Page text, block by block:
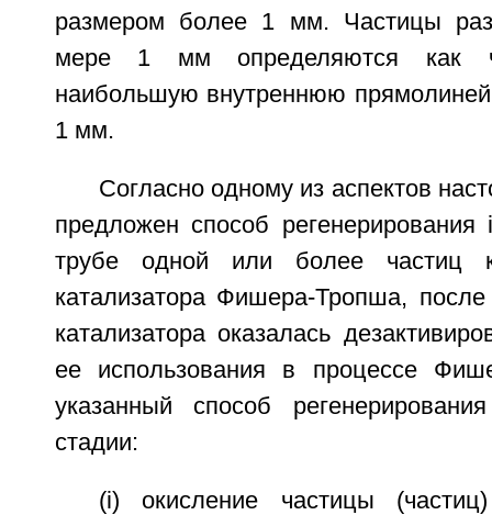
размером более 1 мм. Частицы
мере 1 мм определяются как
наибольшую внутреннюю
1 мм.
Согласно одному из аспектов
предложен способ
трубе одной или более частиц
катализатора Фишера-Тропша, после
катализатора оказалась
ее использования в процессе
указанный способ
стадии:
(i) окисление частицы